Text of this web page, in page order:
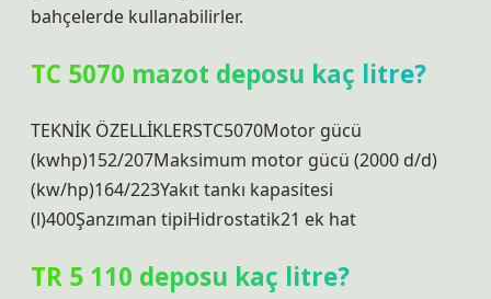
bahçelerde kullanabilirler.
TC 5070 mazot deposu kaç litre?
TEKNİK ÖZELLİKLERSTC5070Motor gücü
(kwhp)152/207Maksimum motor gücü (2000 d/d)
(kw/hp)164/223Yakıt tankı kapasitesi
(l)400Şanzıman tipiHidrostatik21 ek hat
TR 5 110 deposu kaç litre?